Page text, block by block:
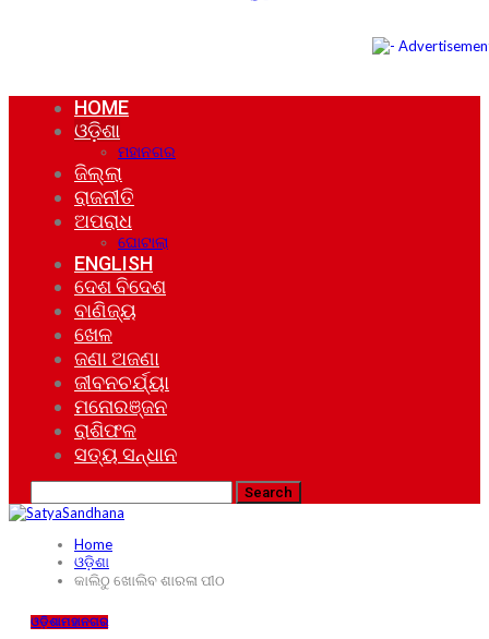
HOME
ଓଡ଼ିଶା
ମହାନଗର
ଜିଲ୍ଲା
ରାଜନୀତି
ଅପରାଧ
ଘୋଟାଲା
ENGLISH
ଦେଶ ବିଦେଶ
ବାଣିଜ୍ୟ
ଖେଳ
ଜଣା ଅଜଣା
ଜୀବନଚର୍ଯ୍ୟା
ମନୋରଞ୍ଜନ
ରାଶିଫଳ
ସତ୍ୟ ସନ୍ଧାନ
Home
ଓଡ଼ିଶା
କାଲିଠୁ ଖୋଲିବ ଶାରଳା ପୀଠ
ଓଡ଼ିଶାମହାନଗର